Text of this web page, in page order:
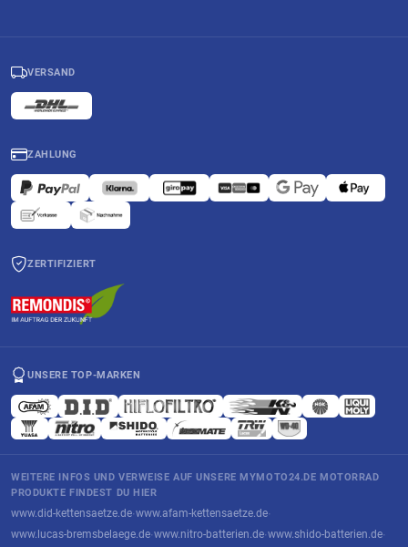
VERSAND
ZAHLUNG
ZERTIFIZIERT
UNSERE TOP-MARKEN
WEITERE INFOS UND VERWEISE AUF UNSERE MYMOTO24.DE MOTORRAD
PRODUKTE FINDEST DU HIER
www.did-kettensaetze.de·www.afam-kettensaetze.de·
www.lucas-bremsbelaege.de·www.nitro-batterien.de·www.shido-batterien.de·